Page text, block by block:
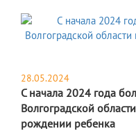
28.05.2024
С начала 2024 года
Волгоградской
рождении ребенка